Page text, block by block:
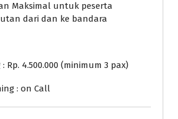
Maksimal untuk peserta
dari dan ke bandara
Rp. 4.500.000 (minimum 3 pax)
: on Call